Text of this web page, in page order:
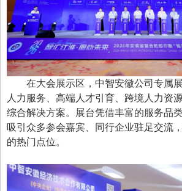
在大会展示区，中智安徽公司专属展
人力服务、高端人才引育、跨境人力资
综合解决方案。展台凭借丰富的服务品
吸引众多参会嘉宾、同行企业驻足交流
的热门点位。